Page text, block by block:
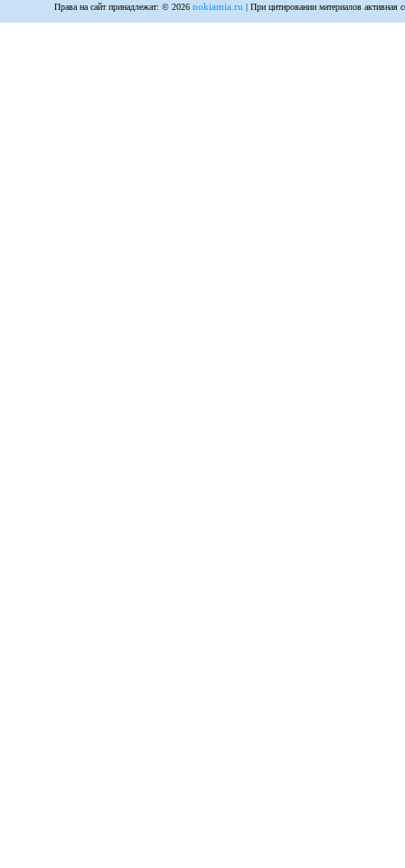
Права на сайт принадлежат: © 2026 nokiamia.ru | При цитировании материалов активная